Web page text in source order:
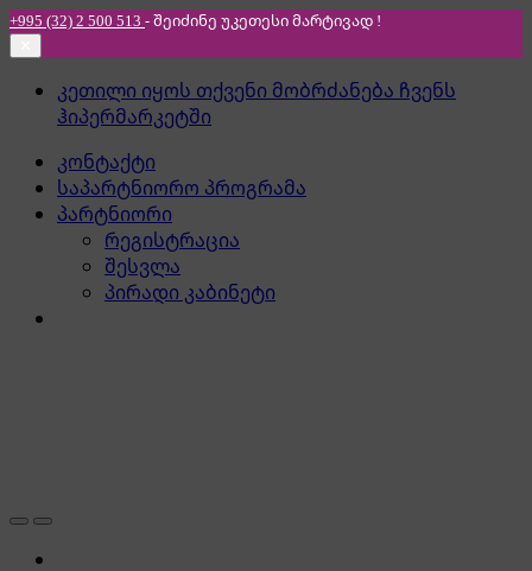
+995 (32) 2 500 513 - შეიძინე უკეთესიმარტივად !
Skip
Skip კეთილი იყოს თქვენი მობრძანება ჩვენს
ჰიპერმარკეტში
კონტაქტი
საპარტნიორო პროგრამა
პარტნიორი
რეგისტრაცია
შესვლა
პირადი კაბინეტი